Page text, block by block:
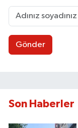
Gönder
Son Haberler